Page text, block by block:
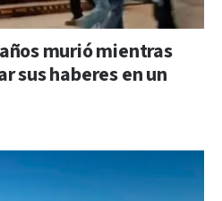
murió mientras
sus haberes en un